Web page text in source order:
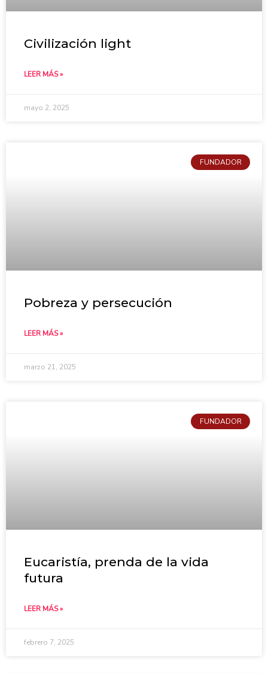
Civilización light
LEER MÁS »
mayo 2, 2025
FUNDADOR
Pobreza y persecución
LEER MÁS »
marzo 21, 2025
FUNDADOR
Eucaristía, prenda de la vida
futura
LEER MÁS »
febrero 7, 2025